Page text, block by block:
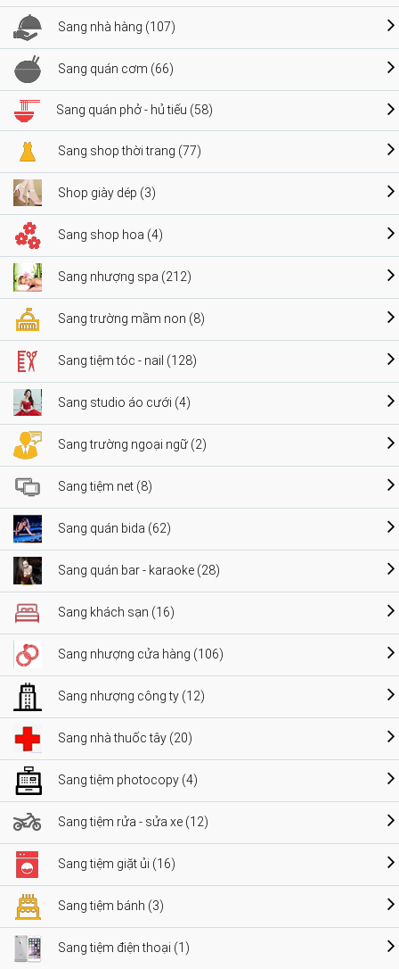
Sang nhà hàng (107)
Sang quán cơm (66)
Sang quán phở - hủ tiếu (58)
Sang shop thời trang (77)
Shop giày dép (3)
Sang shop hoa (4)
Sang nhượng spa (212)
Sang trường mầm non (8)
Sang tiệm tóc - nail (128)
Sang studio áo cưới (4)
Sang trường ngoại ngữ (2)
Sang tiệm net (8)
Sang quán bida (62)
Sang quán bar - karaoke (28)
Sang khách sạn (16)
Sang nhượng cửa hàng (106)
Sang nhượng công ty (12)
Sang nhà thuốc tây (20)
Sang tiệm photocopy (4)
Sang tiệm rửa - sửa xe (12)
Sang tiệm giặt ủi (16)
Sang tiệm bánh (3)
Sang tiệm điện thoại (1)